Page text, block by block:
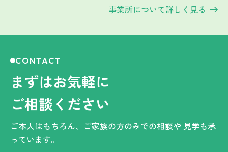
事業所について詳しく見る
CONTACT
まずはお気軽に
ご相談ください
ご本人はもちろん、ご家族の方のみでの相談や 見学も承
っています。